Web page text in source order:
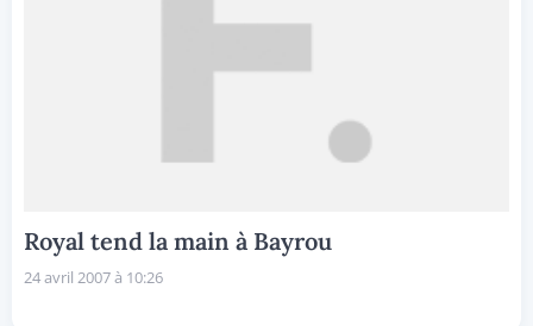
Royal tend la main à Bayrou
24 avril 2007 à 10:26